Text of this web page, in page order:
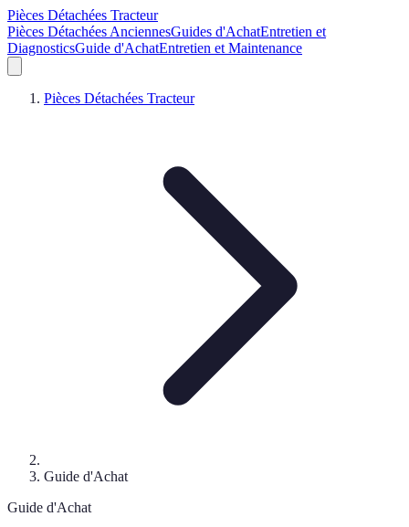
Pièces Détachées Tracteur
Pièces Détachées AnciennesGuides d'AchatEntretien et
DiagnosticsGuide d'AchatEntretien et Maintenance
Pièces Détachées Tracteur
Guide d'Achat
Guide d'Achat